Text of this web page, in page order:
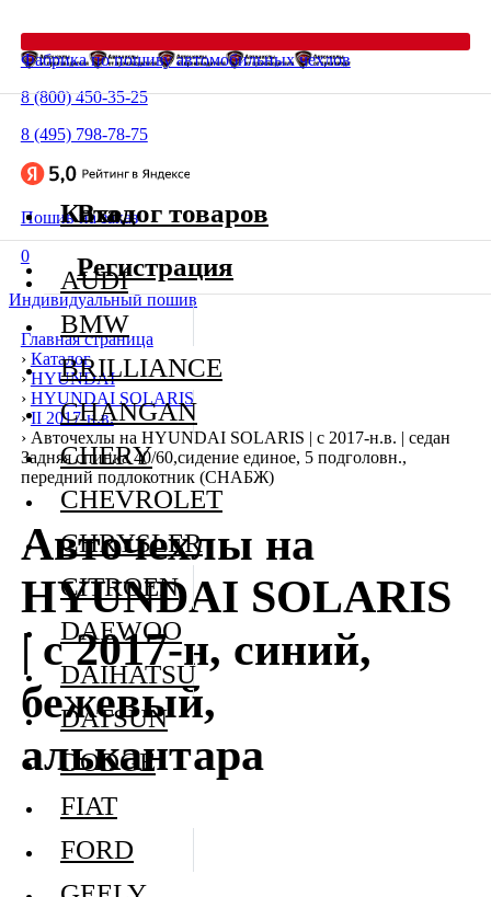
Фабрика по пошиву автомобильных чехлов
8 (800) 450-35-25
8 (495) 798-78-75
Пошив на заказ
0
Индивидуальный пошив
Главная страница
› Каталог
› HYUNDAI
› HYUNDAI SOLARIS
› II 2017-н.в.
› Авточехлы на HYUNDAI SOLARIS | с 2017-н.в. | седан
Задняя спинка 40/60,сидение единое, 5 подголовн.,
передний подлокотник (СНАБЖ)
Авточехлы на
HYUNDAI SOLARIS
| с 2017-н, синий,
бежевый,
алькантара
Каталог товаров
AUDI
BMW
BRILLIANCE
CHANGAN
CHERY
CHEVROLET
CHRYSLER
CITROEN
DAEWOO
DAIHATSU
DATSUN
DODGE
FIAT
FORD
Вход
Регистрация